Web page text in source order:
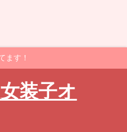
ます！
装子オ